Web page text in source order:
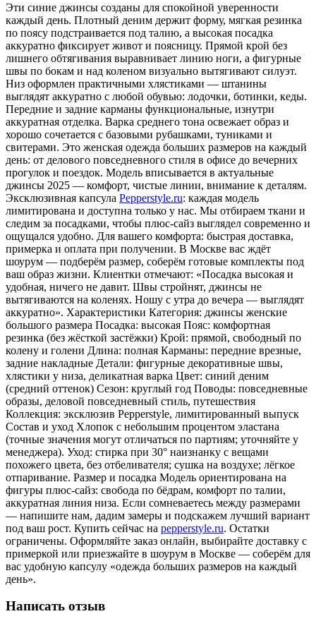
Эти синие джинсы созданы для спокойной уверенности
каждый день. Плотный деним держит форму, мягкая резинка
по поясу подстраивается под талию, а высокая посадка
аккуратно фиксирует живот и поясницу. Прямой крой без
лишнего обтягивания выравнивает линию ноги, а фигурные
швы по бокам и над коленом визуально вытягивают силуэт.
Низ оформлен практичными хлястиками — штанины
выглядят аккуратно с любой обувью: лодочки, ботинки, кеды.
Передние и задние карманы функциональные, изнутри
аккуратная отделка. Варка среднего тона освежает образ и
хорошо сочетается с базовыми рубашками, туниками и
свитерами. Это женская одежда больших размеров на каждый
день: от делового повседневного стиля в офисе до вечерних
прогулок и поездок. Модель вписывается в актуальные
джинсы 2025 — комфорт, чистые линии, внимание к деталям.
Эксклюзивная капсула Pepperstyle.ru: каждая модель
лимитирована и доступна только у нас. Мы отбираем ткани и
следим за посадками, чтобы плюс-сайз выглядел современно и
ощущался удобно. Для вашего комфорта: быстрая доставка,
примерка и оплата при получении. В Москве вас ждёт
шоурум — подберём размер, соберём готовые комплекты под
ваш образ жизни. Клиентки отмечают: «Посадка высокая и
удобная, ничего не давит. Швы стройнят, джинсы не
вытягиваются на коленях. Ношу с утра до вечера — выглядят
аккуратно». Характеристики Категория: джинсы женские
большого размера Посадка: высокая Пояс: комфортная
резинка (без жёсткой застёжки) Крой: прямой, свободный по
колену и голени Длина: полная Карманы: передние врезные,
задние накладные Детали: фигурные декоративные швы,
хлястики у низа, деликатная варка Цвет: синий деним
(средний оттенок) Сезон: круглый год Поводы: повседневные
образы, деловой повседневный стиль, путешествия
Коллекция: эксклюзив Pepperstyle, лимитированный выпуск
Состав и уход Хлопок с небольшим процентом эластана
(точные значения могут отличаться по партиям; уточняйте у
менеджера). Уход: стирка при 30° наизнанку с вещами
похожего цвета, без отбеливателя; сушка на воздухе; лёгкое
отпаривание. Размер и посадка Модель ориентирована на
фигуры плюс-сайз: свобода по бёдрам, комфорт по талии,
аккуратная линия низа. Если сомневаетесь между размерами
— напишите нам, дадим замеры и подскажем лучший вариант
под ваш рост. Купить сейчас на pepperstyle.ru. Остатки
ограничены. Оформляйте заказ онлайн, выбирайте доставку с
примеркой или приезжайте в шоурум в Москве — соберём для
вас удобную капсулу «одежда больших размеров на каждый
день».
Написать отзыв